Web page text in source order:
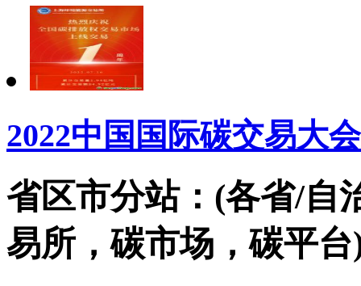
2022中国国际碳交易大
省区市分站：(各省/自
易所，碳市场，碳平台